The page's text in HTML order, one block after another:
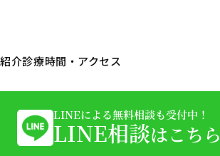
介診療時間・アクセス
LINEによる無料相談も受付中！
LINE相談はこちら